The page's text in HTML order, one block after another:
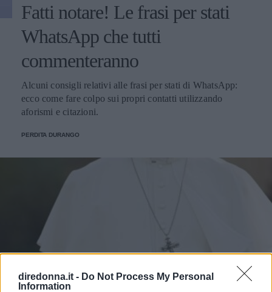
diredonna.it - Do Not Process My Personal
Information
Fatti notare! Le frasi per stati
WhatsApp che tutti
commenteranno
Alcuni consigli relativi alle frasi per stati di WhatsApp:
ecco come fare colpo sui propri contatti utilizzando
aforismi e citazioni.
PERDITA DURANGO